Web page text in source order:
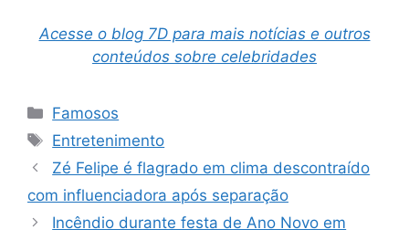
Acesse o blog 7D para mais notícias e outros
conteúdos sobre celebridades
Categorias
Famosos
Tags
Entretenimento
Zé Felipe é flagrado em clima descontraído
com influenciadora após separação
Incêndio durante festa de Ano Novo em